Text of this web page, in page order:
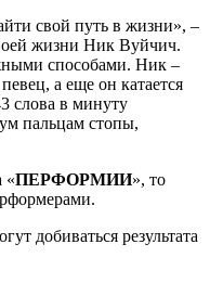
свой путь в жизни», –
жизни Ник Вуйчич.
способами. Ник –
а еще он катается
слова в минуту
пальцам стопы,
«ПЕРФОРМИИ», то
добиваться результата